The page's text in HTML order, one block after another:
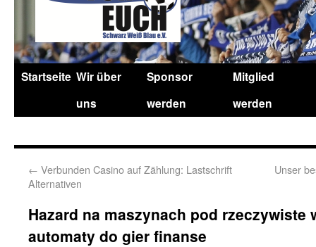
Startseite Wir über
uns
Sponsor
werden
Mitglied
werden
← Verbunden Casino auf Zählung: Lastschrift
Alternativen
Unser
Hazard na maszynach pod
automaty do gier finanse